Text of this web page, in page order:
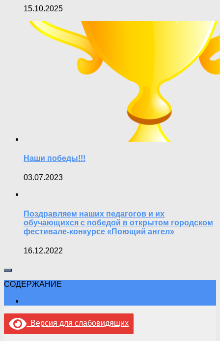
15.10.2025
Наши победы!!!
03.07.2023
Поздравляем наших педагогов и их
обучающихся с победой в открытом городском
фестивале-конкурсе «Поющий ангел»
16.12.2022
СОДЕРЖАНИЕ
Версия для слабовидящих